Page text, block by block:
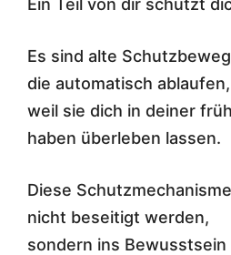
Ein Teil von dir schützt
Es sind alte
die automatisch ablaufen,
weil sie dich in deiner
haben überleben lassen.
Diese
nicht beseitigt werden,
sondern ins Bewusstsein